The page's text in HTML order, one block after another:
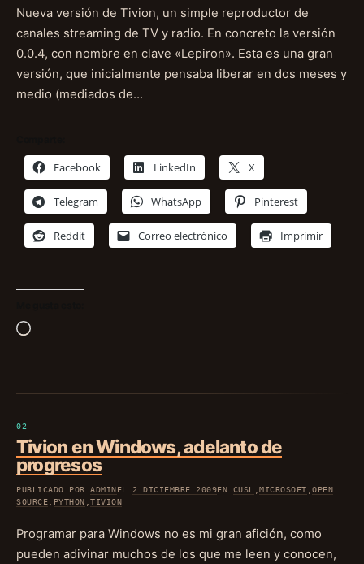
Nueva versión de Tivion, un simple reproductor de
canales streaming de TV y radio. En concreto la versión
0.0.4, con nombre en clave «Lepiron». Esta es una gran
versión, que inicialmente pensaba liberar en dos meses y
medio (mediados de…
Facebook LinkedIn X
Telegram WhatsApp Pinterest
Reddit Correo electrónico Imprimir
Cargando...
Tivion en Windows, adelanto de
progresos
PUBLICADO PORADMIN EL2 DICIEMBRE 2009EN CUSL , MICROSOFT ,OPEN
SOURCE, PYTHON ,TIVION
Programar para Windows no es mi gran afición, como
pueden adivinar muchos de los que me leen y conocen,